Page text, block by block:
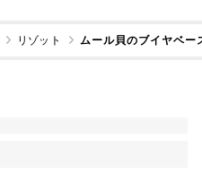
リゾット ムール貝のブイヤベー